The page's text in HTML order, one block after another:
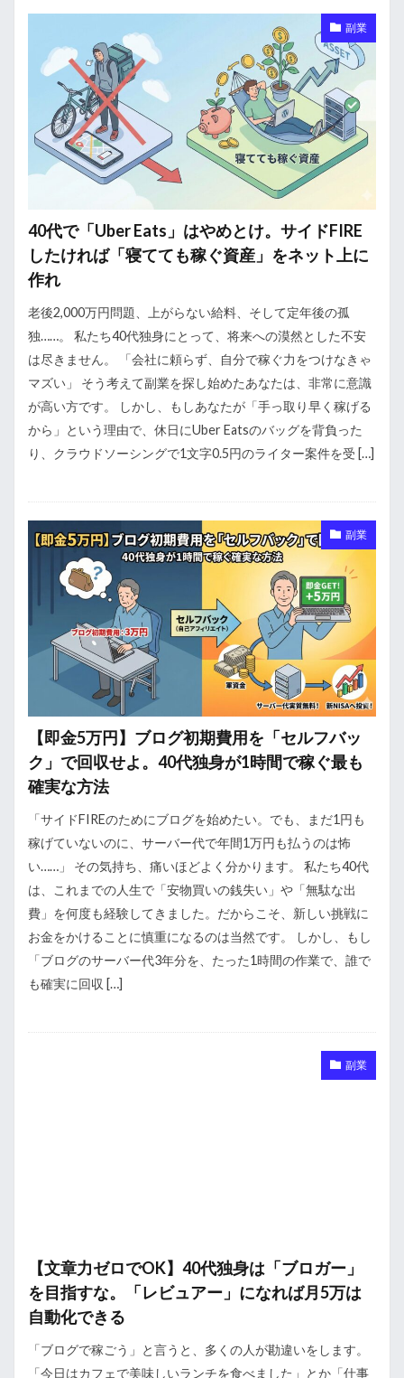
副業
40代で「Uber Eats」はやめとけ。サイドFIRE
したければ「寝てても稼ぐ資産」をネット上に
作れ
老後2,000万円問題、上がらない給料、そして定年後の孤
独……。 私たち40代独身にとって、将来への漠然とした不安
は尽きません。 「会社に頼らず、自分で稼ぐ力をつけなきゃ
マズい」 そう考えて副業を探し始めたあなたは、非常に意識
が高い方です。 しかし、もしあなたが「手っ取り早く稼げる
から」という理由で、休日にUber Eatsのバッグを背負った
り、クラウドソーシングで1文字0.5円のライター案件を受 […]
副業
【即金5万円】ブログ初期費用を「セルフバッ
ク」で回収せよ。40代独身が1時間で稼ぐ最も
確実な方法
「サイドFIREのためにブログを始めたい。でも、まだ1円も
稼げていないのに、サーバー代で年間1万円も払うのは怖
い……」 その気持ち、痛いほどよく分かります。 私たち40代
は、これまでの人生で「安物買いの銭失い」や「無駄な出
費」を何度も経験してきました。だからこそ、新しい挑戦に
お金をかけることに慎重になるのは当然です。 しかし、もし
「ブログのサーバー代3年分を、たった1時間の作業で、誰で
も確実に回収 […]
副業
【文章力ゼロでOK】40代独身は「ブロガー」
を目指すな。「レビュアー」になれば月5万は
自動化できる
「ブログで稼ごう」と言うと、多くの人が勘違いをします。
「今日はカフェで美味しいランチを食べました」とか「仕事